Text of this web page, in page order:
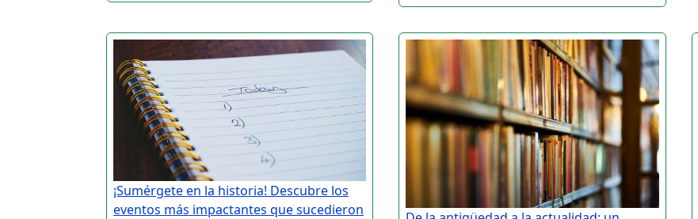
¡Sumérgete en la historia! Descubre los
eventos más impactantes que sucedieron